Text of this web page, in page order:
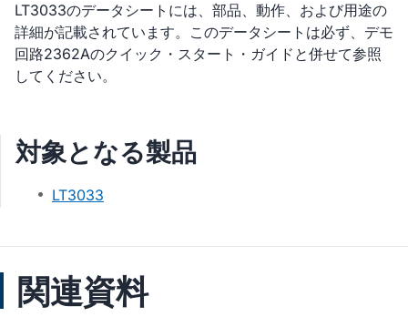
LT3033のデータシートには、部品、動作、および用途の
詳細が記載されています。このデータシートは必ず、デモ
回路2362Aのクイック・スタート・ガイドと併せて参照
してください。
対象となる製品
LT3033
関連資料